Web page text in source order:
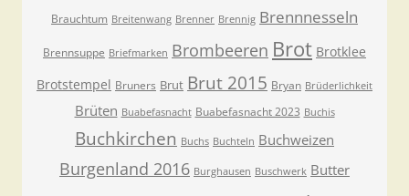
Brauchtum Breitenwang Brenner Brennig Brennnesseln
Brennsuppe Briefmarken Brombeeren Brot Brotklee
Brotstempel Bruners Brut Brut 2015 Bryan Brüderlichkeit
Brüten Buabefasnacht Buabefasnacht 2023 Buchis
Buchkirchen Buchs Buchteln Buchweizen
Burgenland 2016 Burghausen Buschwerk Butter